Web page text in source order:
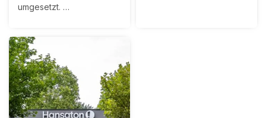
umgesetzt. …